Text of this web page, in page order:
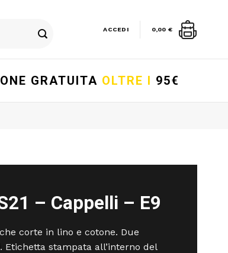
ACCEDI 0,00 €
GRATUITA OLTRE I 95€
– Cappelli – E9
corte in lino e cotone. Due
Etichetta stampata all’interno del